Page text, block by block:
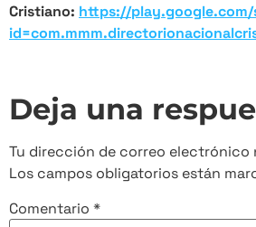
Cristiano: https://
Deja una
Tu dirección de correo electrónico
Los campos obligatorios están
Comentario *